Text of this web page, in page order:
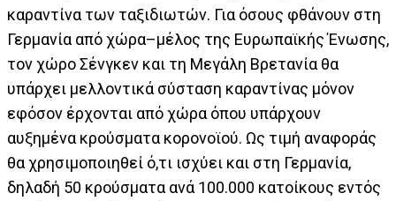
καραντίνα των ταξιδιωτών. Για όσους φθάνουν στη
Γερμανία από χώρα–μέλος της Ευρωπαϊκής Ένωσης,
τον χώρο Σένγκεν και τη Μεγάλη Βρετανία θα
υπάρχει μελλοντικά σύσταση καραντίνας μόνον
εφόσον έρχονται από χώρα όπου υπάρχουν
αυξημένα κρούσματα κορονοϊού. Ως τιμή αναφοράς
θα χρησιμοποιηθεί ό,τι ισχύει και στη Γερμανία,
δηλαδή 50 κρούσματα ανά 100.000 κατοίκους εντός